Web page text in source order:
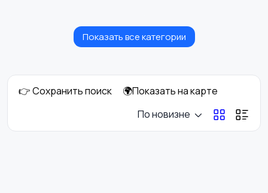
Видеофильмы Игровые приставки
Коллекционирование
Показать все категории
👉 Сохранить поиск
🌍Показать на карте
По новизне